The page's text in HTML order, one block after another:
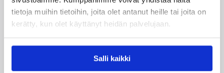
tietoja muihin tietoihin, joita olet antanut heille tai joita on
kerätty, kun olet käyttänyt heidän palvelujaan.
Salli kaikki
Maajoukkue 30.07.2026 18:56
Puola rynni Susiladiesin ohitse
loppumetreillä Klaipedassa